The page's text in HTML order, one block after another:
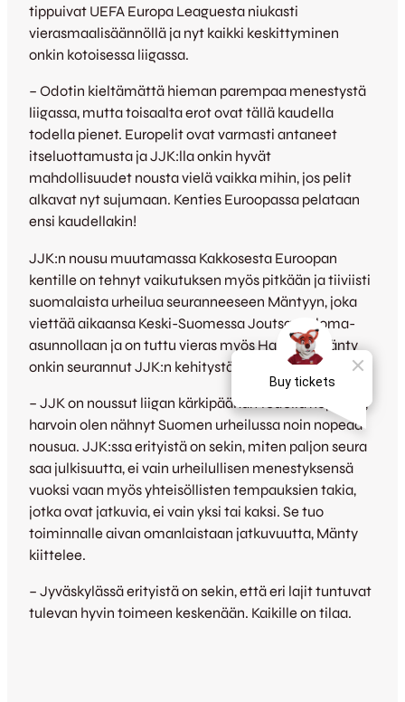
tippuivat UEFA Europa Leaguesta niukasti
vierasmaalisäännöllä ja nyt kaikki keskittyminen
onkin kotoisessa liigassa.
– Odotin kieltämättä hieman parempaa menestystä
liigassa, mutta toisaalta erot ovat tällä kaudella
todella pienet. Europelit ovat varmasti antaneet
itseluottamusta ja JJK:lla onkin hyvät
mahdollisuudet nousta vielä vaikka mihin, jos pelit
alkavat nyt sujumaan. Kenties Euroopassa pelataan
ensi kaudellakin!
JJK:n nousu muutamassa Kakkosesta Euroopan
kentille on tehnyt vaikutuksen myös pitkään ja tiiviisti
suomalaista urheilua seuranneeseen Mäntyyn, joka
viettää aikaansa Keski-Suomessa Joutsassa loma-
asunnollaan ja on tuttu vieras myös Harjulta. Mänty
onkin seurannut JJK:n kehitystä hyvillä mielin.
– JJK on noussut liigan kärkipäähän todella nopeasti,
harvoin olen nähnyt Suomen urheilussa noin nopeaa
nousua. JJK:ssa erityistä on sekin, miten paljon seura
saa julkisuutta, ei vain urheilullisen menestyksensä
vuoksi vaan myös yhteisöllisten tempauksien takia,
jotka ovat jatkuvia, ei vain yksi tai kaksi. Se tuo
toiminnalle aivan omanlaistaan jatkuvuutta, Mänty
kiittelee.
– Jyväskylässä erityistä on sekin, että eri lajit tuntuvat
tulevan hyvin toimeen keskenään. Kaikille on tilaa.